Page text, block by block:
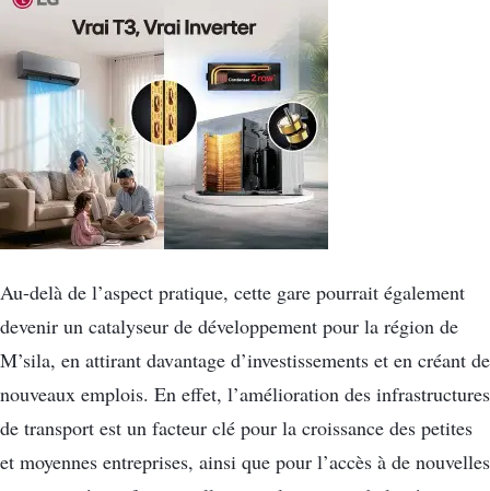
Au-delà de l’aspect pratique, cette gare pourrait également
devenir un catalyseur de développement pour la région de
M’sila, en attirant davantage d’investissements et en créant de
nouveaux emplois. En effet, l’amélioration des infrastructures
de transport est un facteur clé pour la croissance des petites
et moyennes entreprises, ainsi que pour l’accès à de nouvelles